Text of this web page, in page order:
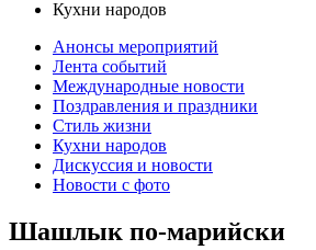
Кухни народов
Анонсы мероприятий
Лента событий
Международные новости
Поздравления и праздники
Cтиль жизни
Кухни народов
Дискуссия и новости
Новости с фото
Шашлык по-марийски